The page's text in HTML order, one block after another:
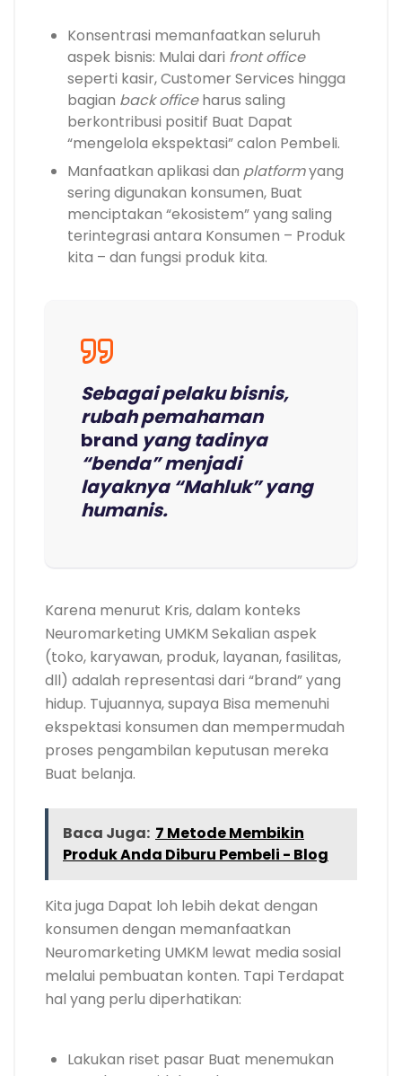
Konsentrasi memanfaatkan seluruh
aspek bisnis: Mulai dari front office
seperti kasir, Customer Services hingga
bagian back officeharus saling
berkontribusi positif Buat Dapat
“mengelola ekspektasi” calon Pembeli.
Manfaatkan aplikasi dan platformyang
sering digunakan konsumen, Buat
menciptakan “ekosistem” yang saling
terintegrasi antara Konsumen – Produk
kita – dan fungsi produk kita.
Sebagai pelaku bisnis,
rubah pemahaman
brand yang tadinya
“benda” menjadi
layaknya “Mahluk” yang
humanis.
Karena menurut Kris, dalam konteks
Neuromarketing UMKM Sekalian aspek
(toko, karyawan, produk, layanan, fasilitas,
dll) adalah representasi dari “brand” yang
hidup. Tujuannya, supaya Bisa memenuhi
ekspektasi konsumen dan mempermudah
proses pengambilan keputusan mereka
Buat belanja.
Baca Juga: 7 Metode Membikin
Produk Anda Diburu Pembeli - Blog
Kita juga Dapat loh lebih dekat dengan
konsumen dengan memanfaatkan
Neuromarketing UMKM lewat media sosial
melalui pembuatan konten. Tapi Terdapat
hal yang perlu diperhatikan:
Lakukan riset pasar Buat menemukan